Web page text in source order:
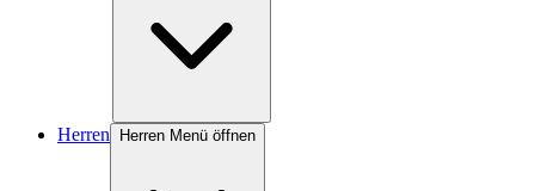
Herren Herren Menü öffnen